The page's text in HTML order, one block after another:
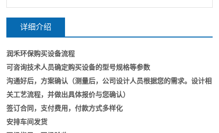
详细介绍
润禾环保购买设备流程
可咨询技术人员确定购买设备的型号规格等参数
沟通好后，方案确认（测量后，公司设计人员根据您的需求。设计相
关工艺流程，并做出具体报价与您确认）
签订合同，支付费用，付款方式多样化
安排车间发货